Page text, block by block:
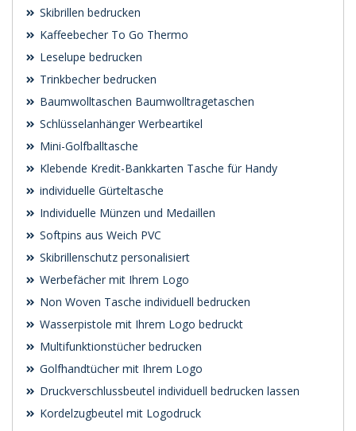
Skibrillen bedrucken
Kaffeebecher To Go Thermo
Leselupe bedrucken
Trinkbecher bedrucken
Baumwolltaschen Baumwolltragetaschen
Schlüsselanhänger Werbeartikel
Mini-Golfballtasche
Klebende Kredit-Bankkarten Tasche für Handy
individuelle Gürteltasche
Individuelle Münzen und Medaillen
Softpins aus Weich PVC
Skibrillenschutz personalisiert
Werbefächer mit Ihrem Logo
Non Woven Tasche individuell bedrucken
Wasserpistole mit Ihrem Logo bedruckt
Multifunktionstücher bedrucken
Golfhandtücher mit Ihrem Logo
Druckverschlussbeutel individuell bedrucken lassen
Kordelzugbeutel mit Logodruck